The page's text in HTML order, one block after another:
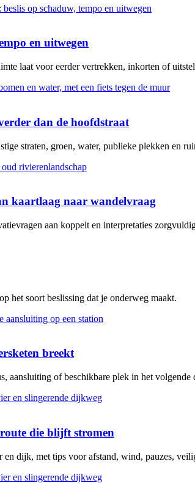
en uitwegen
laat voor eerder vertrekken, inkorten of
dan de hoofdstraat
straten, groen, water, publieke plekken en
kaartlaag naar wandelvraag
aan koppelt en interpretaties
het soort beslissing dat je onderweg maakt.
breekt
aansluiting of beschikbare plek in het volgende
die blijft stromen
dijk, met tips voor afstand, wind, pauzes,